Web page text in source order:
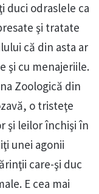
duci odraslele ca
şi tratate
că din asta ar
şi cu menajeriile.
Zoologică din
o tristeţe
şi leilor închişi în
unei agonii
care-şi duc
E cea mai